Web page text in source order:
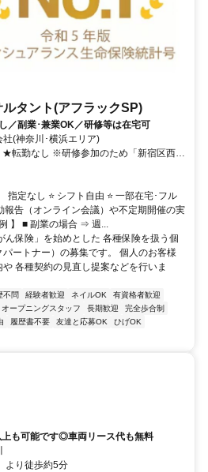
ルタント(アフラックSP)
／副業･兼業OK／研修等は在宅可
(神奈川･横浜エリア)
転勤なし ※研修参加のため「新宿区西新
指定なし ⭐ シフト自由 ⭐ 一部在宅･フル
報告（オンライン会議）や不定期開催の実
】 ■ 副業の場合 ⇒ 週...
ん保険」を始めとした 各種保険を扱う個
ートナー）の募集です。 個人のお客様
各種契約の見直し提案などを行いま
不問 経験者歓迎 ネイルOK
有資格者歓迎
オープニングスタッフ 長期歓迎
完全歩合制
履歴書不要 友達と応募OK
ひげOK
も可能です◎車両リース代も無料
より徒歩約5分